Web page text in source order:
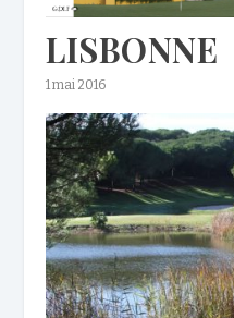
LISBONNE
1 mai 2016